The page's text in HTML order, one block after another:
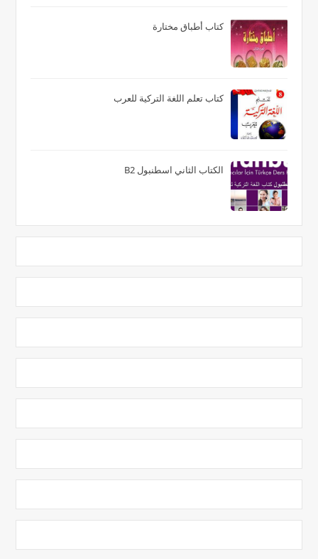
كتاب أطباق مختارة
كتاب تعلم اللغة التركية للعرب
الكتاب الثاني اسطنبول B2